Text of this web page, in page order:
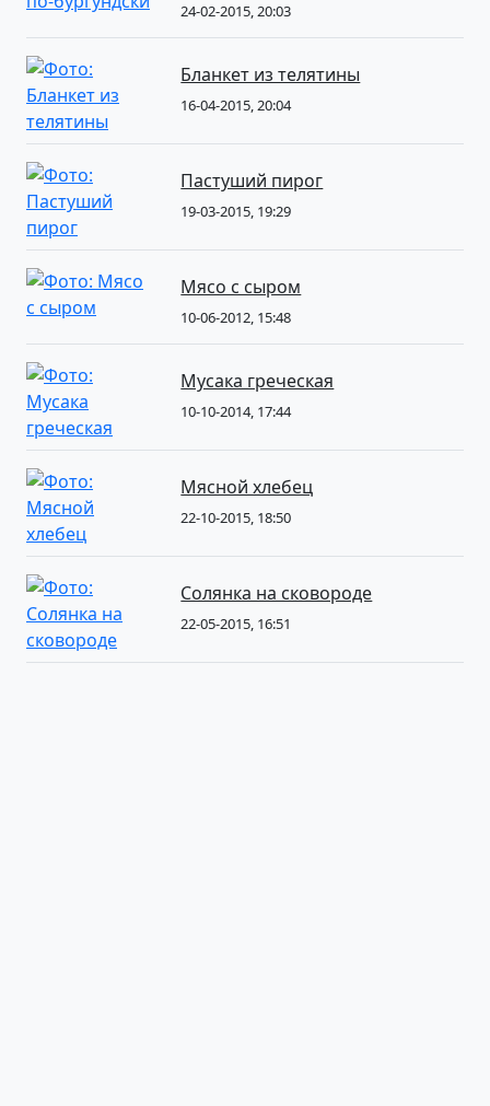
24-02-2015, 20:03
Бланкет из телятины
16-04-2015, 20:04
Пастуший пирог
19-03-2015, 19:29
Мясо с сыром
10-06-2012, 15:48
Мусака греческая
10-10-2014, 17:44
Мясной хлебец
22-10-2015, 18:50
Солянка на сковороде
22-05-2015, 16:51